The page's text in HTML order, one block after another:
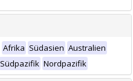
Afrika Südasien Australien
Südpazifik Nordpazifik